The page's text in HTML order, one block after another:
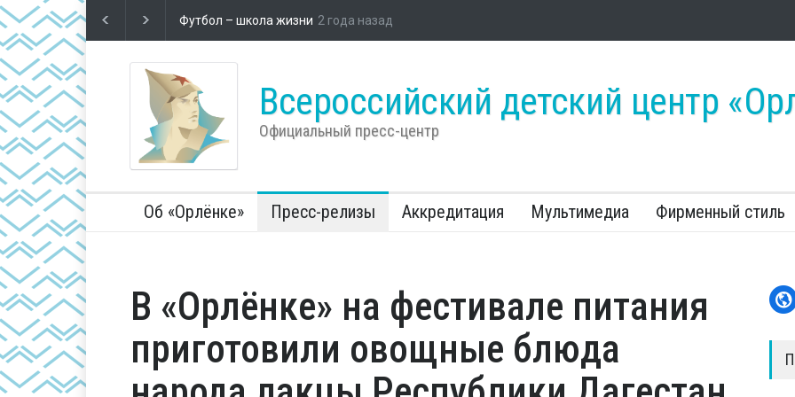
Футбол – школа жизни
Во Всероссийском детском центре «Орлёнок» стартовала энергетическая проектная смена от
Всероссийский детский центр
Официальный пресс-центр
Об «Орлёнке» Пресс-релизы Аккредитация Мультимедиа Фирменный стиль
В «Орлёнке» на фестивале питания
приготовили овощные блюда